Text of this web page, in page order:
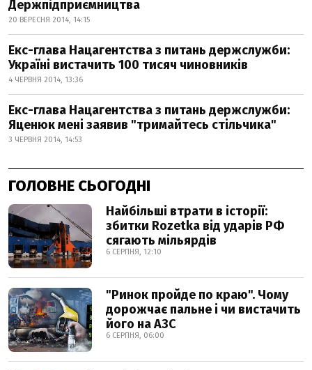
Держпідприємництва
20 ВЕРЕСНЯ 2014, 14:15
Екс-глава Нацагентства з питань держслужби:
Україні вистачить 100 тисяч чиновників
4 ЧЕРВНЯ 2014, 13:36
Екс-глава Нацагентства з питань держслужби:
Яценюк мені заявив "тримайтесь стільчика"
3 ЧЕРВНЯ 2014, 14:53
ГОЛОВНЕ СЬОГОДНІ
Найбільші втрати в історії:
збитки Rozetka від ударів РФ
сягають мільярдів
6 СЕРПНЯ, 12:10
"Ринок пройде по краю". Чому
дорожчає пальне і чи вистачить
його на АЗС
6 СЕРПНЯ, 06:00